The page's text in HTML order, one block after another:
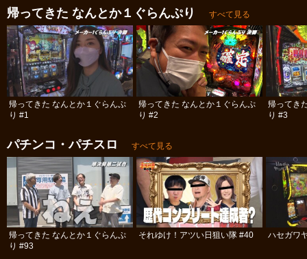
帰ってきた なんとか１ぐらんぷり
すべて見る
帰ってきた なんとか１ぐらんぷ
り #1
帰ってきた なんとか１ぐらんぷ
り #2
帰ってき
り #3
パチンコ・パチスロ すべて見る
帰ってきた なんとか１ぐらんぷ
り #93
それゆけ！アツい日狙い隊 #40 ハセガワ